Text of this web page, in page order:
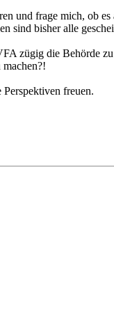
und frage mich, ob
sind bisher alle
zügig die Behörde
freuen.